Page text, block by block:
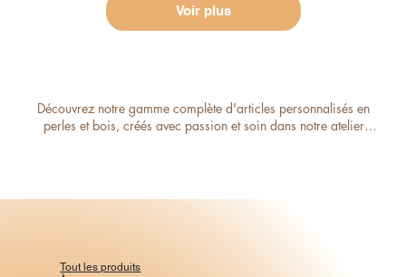
Voir plus
Découvrez notre gamme complète d'articles personnalisés en
perles et bois, créés avec passion et soin dans notre atelier
Tout les produits